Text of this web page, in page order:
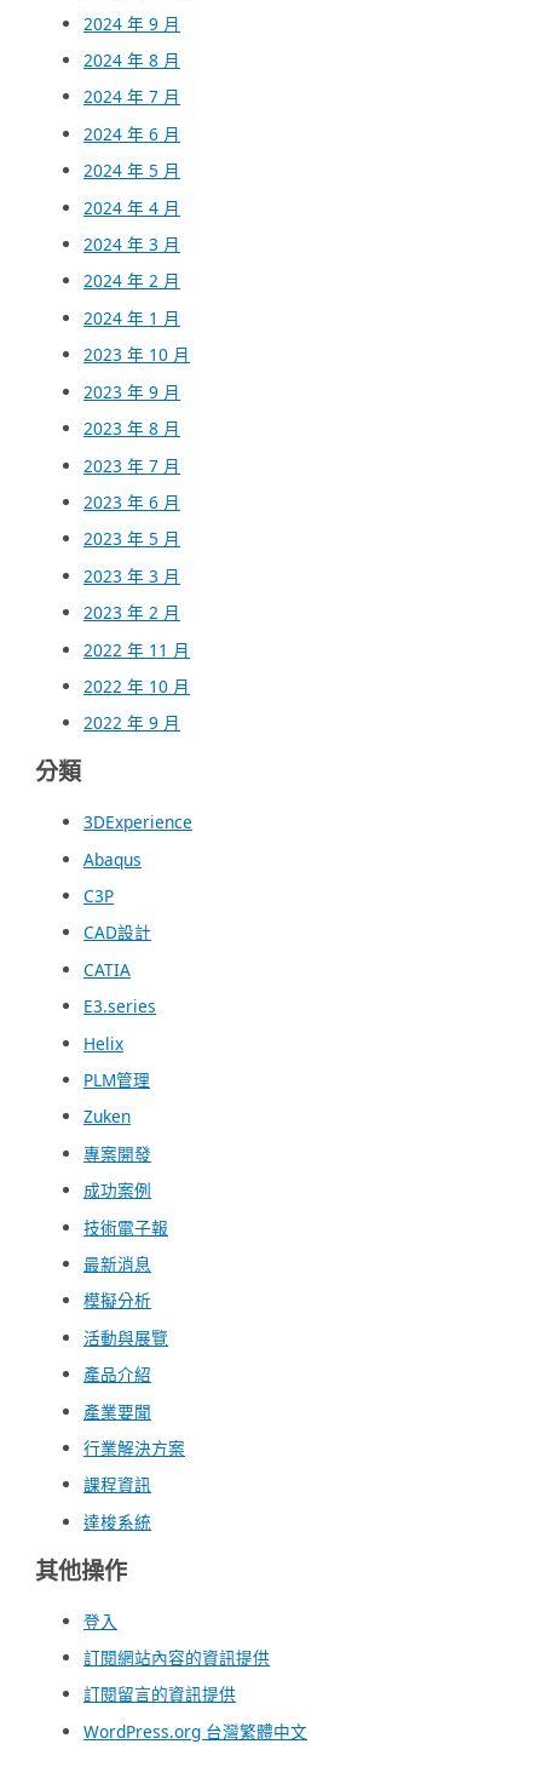
2024 年 9 月
2024 年 8 月
2024 年 7 月
2024 年 6 月
2024 年 5 月
2024 年 4 月
2024 年 3 月
2024 年 2 月
2024 年 1 月
2023 年 10 月
2023 年 9 月
2023 年 8 月
2023 年 7 月
2023 年 6 月
2023 年 5 月
2023 年 3 月
2023 年 2 月
2022 年 11 月
2022 年 10 月
2022 年 9 月
分類
3DExperience
Abaqus
C3P
CAD設計
CATIA
E3.series
Helix
PLM管理
Zuken
專案開發
成功案例
技術電子報
最新消息
模擬分析
活動與展覽
產品介紹
產業要聞
行業解決方案
課程資訊
達梭系統
其他操作
登入
訂閱網站內容的資訊提供
訂閱留言的資訊提供
WordPress.org 台灣繁體中文